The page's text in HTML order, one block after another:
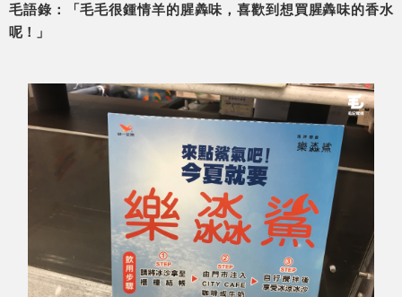
毛語錄：「毛毛很鍾情羊的腥羴味，喜歡到想買腥羴味的香水
呢！」